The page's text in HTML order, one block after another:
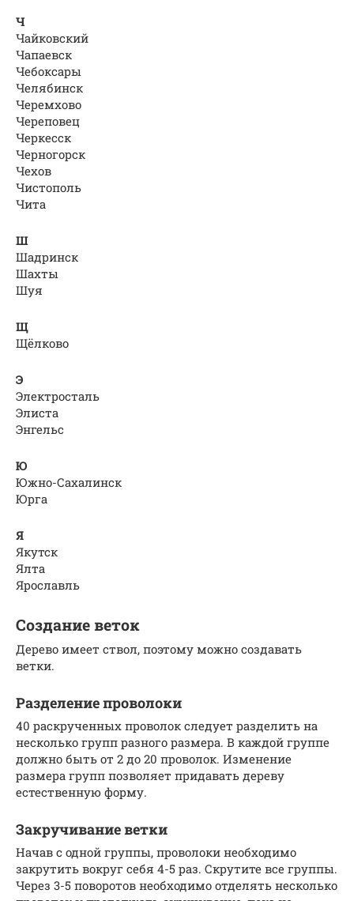
Ч
Чайковский
Чапаевск
Чебоксары
Челябинск
Черемхово
Череповец
Черкесск
Черногорск
Чехов
Чистополь
Чита
Ш
Шадринск
Шахты
Шуя
Щ
Щёлково
Э
Электросталь
Элиста
Энгельс
Ю
Южно-Сахалинск
Юрга
Я
Якутск
Ялта
Ярославль
Создание веток
Дерево имеет ствол, поэтому можно создавать
ветки.
Разделение проволоки
40 раскрученных проволок следует разделить на
несколько групп разного размера. В каждой группе
должно быть от 2 до 20 проволок. Изменение
размера групп позволяет придавать дереву
естественную форму.
Закручивание ветки
Начав с одной группы, проволоки необходимо
закрутить вокруг себя 4-5 раз. Скрутите все группы.
Через 3-5 поворотов необходимо отделять несколько